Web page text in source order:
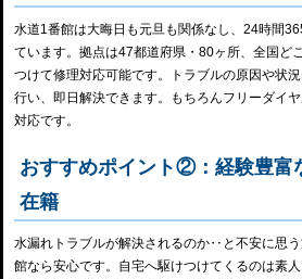
水道1番館は大晦日も元旦も関係なし、24時間
ています。拠点は47都道府県・80ヶ所、全国ど
つけて修理対応可能です。トラブルの原因や状
行い、即日解決できます。もちろんフリーダイ
対応です。
おすすめポイント②：経験豊富
在籍
水漏れトラブルが解決されるのか‥と不安に思
館なら安心です。自宅へ駆けつけてくるのは素